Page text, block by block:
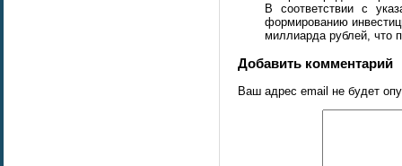
В соответствии с
формированию
миллиарда рублей, что
Добавить комментарий
Ваш адрес email не будет